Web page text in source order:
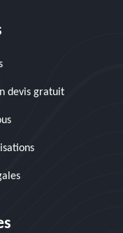
devis gratuit